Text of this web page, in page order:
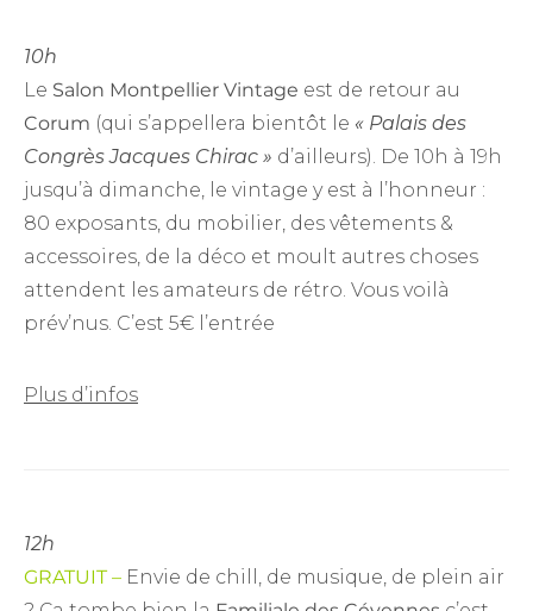
10h
Le Salon Montpellier Vintage est de retour au
Corum (qui s’appellera bientôt le « Palais des
Congrès Jacques Chirac » d’ailleurs). De 10h à 19h
jusqu’à dimanche, le vintage y est à l’honneur :
80 exposants, du mobilier, des vêtements &
accessoires, de la déco et moult autres choses
attendent les amateurs de rétro. Vous voilà
prév’nus. C’est 5€ l’entrée
Plus d’infos
12h
GRATUIT – Envie de chill, de musique, de plein air